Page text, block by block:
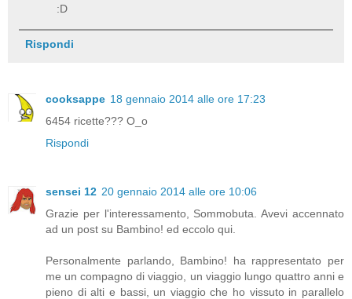
:D
Rispondi
cooksappe 18 gennaio 2014 alle ore 17:23
6454 ricette??? O_o
Rispondi
sensei 12 20 gennaio 2014 alle ore 10:06
Grazie per l'interessamento, Sommobuta. Avevi accennato
ad un post su Bambino! ed eccolo qui.
Personalmente parlando, Bambino! ha rappresentato per
me un compagno di viaggio, un viaggio lungo quattro anni e
pieno di alti e bassi, un viaggio che ho vissuto in parallelo